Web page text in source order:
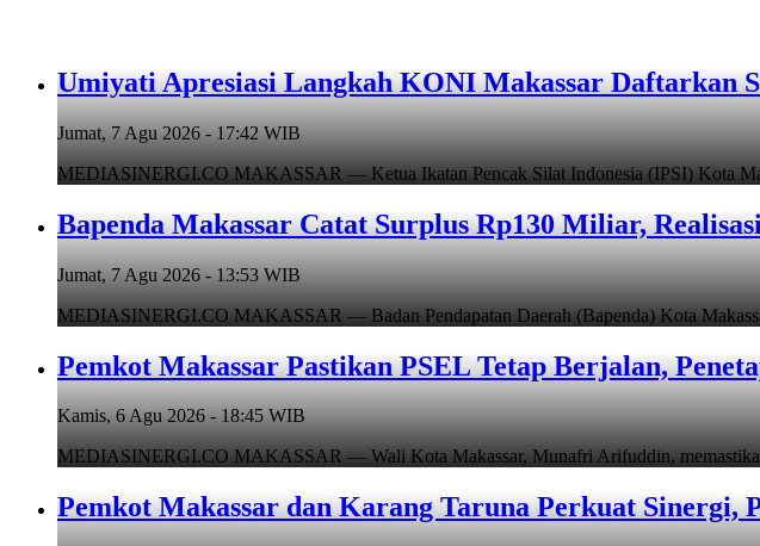
Umiyati Apresiasi Langkah KONI Makassar Daftarkan
Jumat, 7 Agu 2026 - 17:42 WIB
MEDIASINERGI.CO MAKASSAR — Ketua Ikatan Pencak Silat Indonesia (IPSI) Kota
Bapenda Makassar Catat Surplus Rp130 Miliar,
Jumat, 7 Agu 2026 - 13:53 WIB
MEDIASINERGI.CO MAKASSAR — Badan Pendapatan Daerah (Bapenda) Kota
Pemkot Makassar Pastikan PSEL Tetap Berjalan,
Kamis, 6 Agu 2026 - 18:45 WIB
MEDIASINERGI.CO MAKASSAR — Wali Kota Makassar, Munafri Arifuddin,
Pemkot Makassar dan Karang Taruna Perkuat Sinergi,